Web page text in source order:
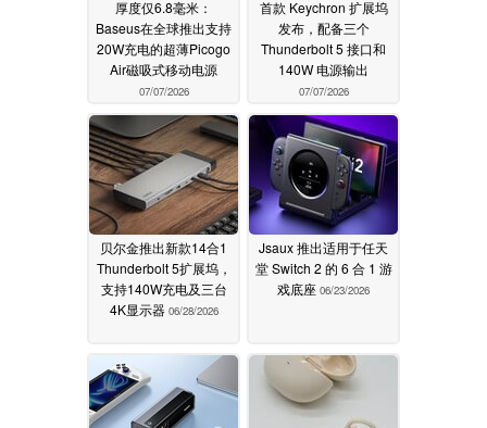
厚度仅6.8毫米：
Baseus在全球推出支持
20W充电的超薄Picogo
Air磁吸式移动电源
07/07/2026
首款 Keychron 扩展坞
发布，配备三个
Thunderbolt 5 接口和
140W 电源输出
07/07/2026
贝尔金推出新款14合1
Thunderbolt 5扩展坞，
支持140W充电及三台
4K显示器 06/28/2026
Jsaux 推出适用于任天
堂 Switch 2 的 6 合 1 游
戏底座 06/23/2026